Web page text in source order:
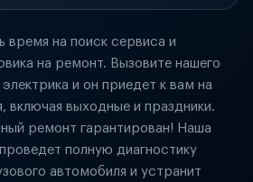
время на поиск сервиса и
на ремонт. Вызовите нашего
и он приедет к вам на
включая выходные и праздники.
ремонт гарантирован! Наша
полную диагностику
автомобиля и устранит